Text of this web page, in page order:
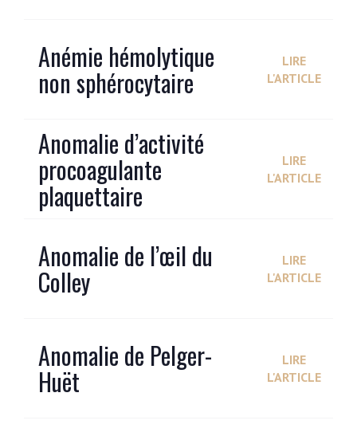
Anémie hémolytique
non sphérocytaire
LIRE
L'ARTICLE
Anomalie d’activité
procoagulante
plaquettaire
LIRE
L'ARTICLE
Anomalie de l’œil du
Colley
LIRE
L'ARTICLE
Anomalie de Pelger-
Huët
LIRE
L'ARTICLE